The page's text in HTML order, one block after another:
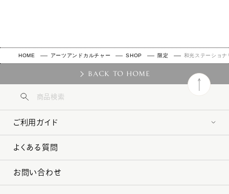
HOME アーツアンドカルチャー SHOP 限定 和光ステーショ
BACK TO HOME
ご利用ガイド
よくある質問
お問い合わせ